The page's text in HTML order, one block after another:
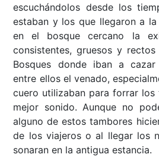
escuchándolos desde los
estaban y los que llegaron a
en el bosque cercano la
consistentes, gruesos y
Bosques donde iban a cazar
entre ellos el venado,
cuero utilizaban para forrar
mejor sonido. Aunque no
alguno de estos tambores
de los viajeros o al llegar los
sonaran en la antigua estancia.